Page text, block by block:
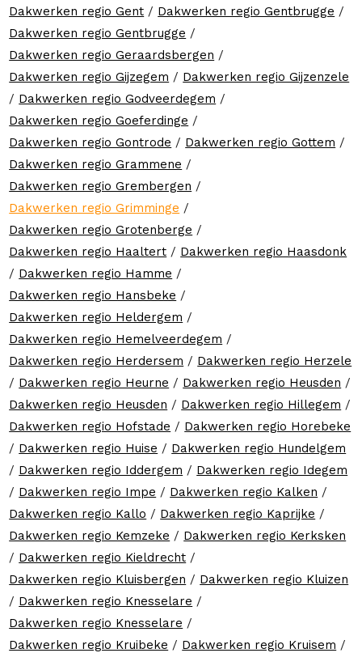
Dakwerken regio Gent / Dakwerken regio Gentbrugge /
Dakwerken regio Gentbrugge /
Dakwerken regio Geraardsbergen /
Dakwerken regio Gijzegem / Dakwerken regio Gijzenzele
/ Dakwerken regio Godveerdegem /
Dakwerken regio Goeferdinge /
Dakwerken regio Gontrode / Dakwerken regio Gottem /
Dakwerken regio Grammene /
Dakwerken regio Grembergen /
Dakwerken regio Grimminge /
Dakwerken regio Grotenberge /
Dakwerken regio Haaltert / Dakwerken regio Haasdonk
/ Dakwerken regio Hamme /
Dakwerken regio Hansbeke /
Dakwerken regio Heldergem /
Dakwerken regio Hemelveerdegem /
Dakwerken regio Herdersem / Dakwerken regio Herzele
/ Dakwerken regio Heurne / Dakwerken regio Heusden /
Dakwerken regio Heusden / Dakwerken regio Hillegem /
Dakwerken regio Hofstade / Dakwerken regio Horebeke
/ Dakwerken regio Huise / Dakwerken regio Hundelgem
/ Dakwerken regio Iddergem / Dakwerken regio Idegem
/ Dakwerken regio Impe / Dakwerken regio Kalken /
Dakwerken regio Kallo / Dakwerken regio Kaprijke /
Dakwerken regio Kemzeke / Dakwerken regio Kerksken
/ Dakwerken regio Kieldrecht /
Dakwerken regio Kluisbergen / Dakwerken regio Kluizen
/ Dakwerken regio Knesselare /
Dakwerken regio Knesselare /
Dakwerken regio Kruibeke / Dakwerken regio Kruisem /